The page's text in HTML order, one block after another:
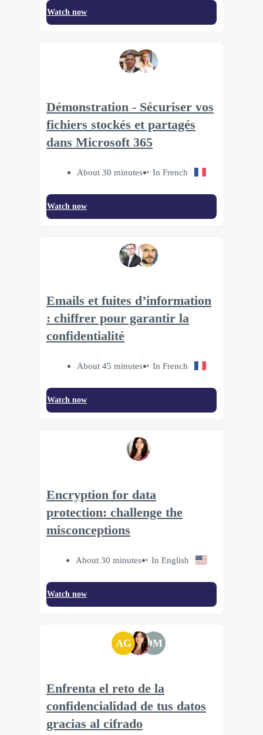
Watch now
Démonstration - Sécuriser vos
fichiers stockés et partagés
dans Microsoft 365
About 30 minutes In French
Watch now
Emails et fuites d’information
: chiffrer pour garantir la
confidentialité
About 45 minutes In French
Watch now
Encryption for data
protection: challenge the
misconceptions
About 30 minutes In English
Watch now
AG DM
Enfrenta el reto de la
confidencialidad de tus datos
gracias al cifrado